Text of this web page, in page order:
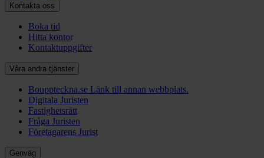
Kontakta oss
Boka tid
Hitta kontor
Kontaktuppgifter
Våra andra tjänster
Bouppteckna.se Länk till annan webbplats.
Digitala Juristen
Fastighetsrätt
Fråga Juristen
Företagarens Jurist
Genväg